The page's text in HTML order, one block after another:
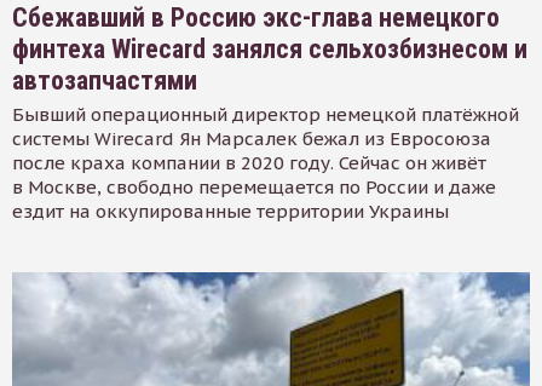
Сбежавший в Россию экс-глава немецкого
финтеха Wirecard занялся сельхозбизнесом и
автозапчастями
Бывший операционный директор немецкой платёжной
системы Wirecard Ян Марсалек бежал из Евросоюза
после краха компании в 2020 году. Сейчас он живёт
в Москве, свободно перемещается по России и даже
ездит на оккупированные территории Украины